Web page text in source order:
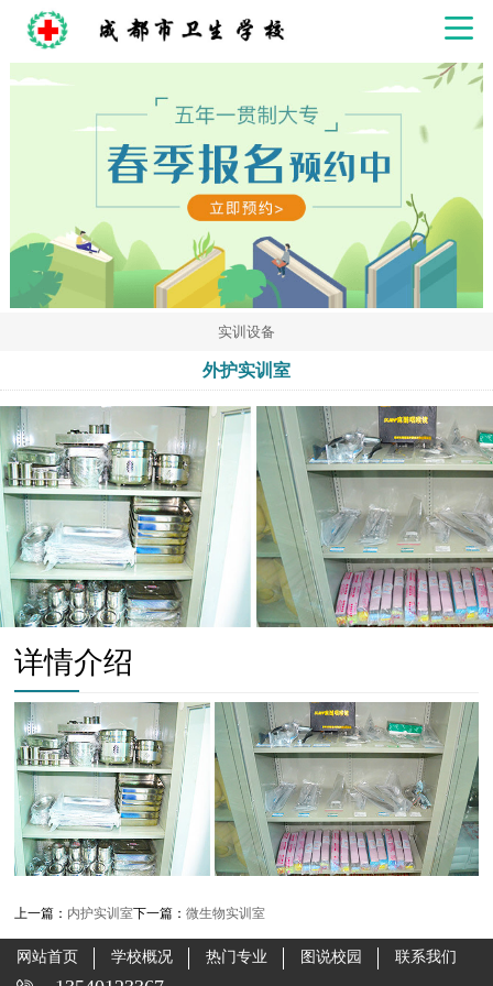
实训设备
外护实训室
详情介绍
上一篇： 内护实训室下一篇：微生物实训室
网站首页 学校概况 热门专业 图说校园 联系我们